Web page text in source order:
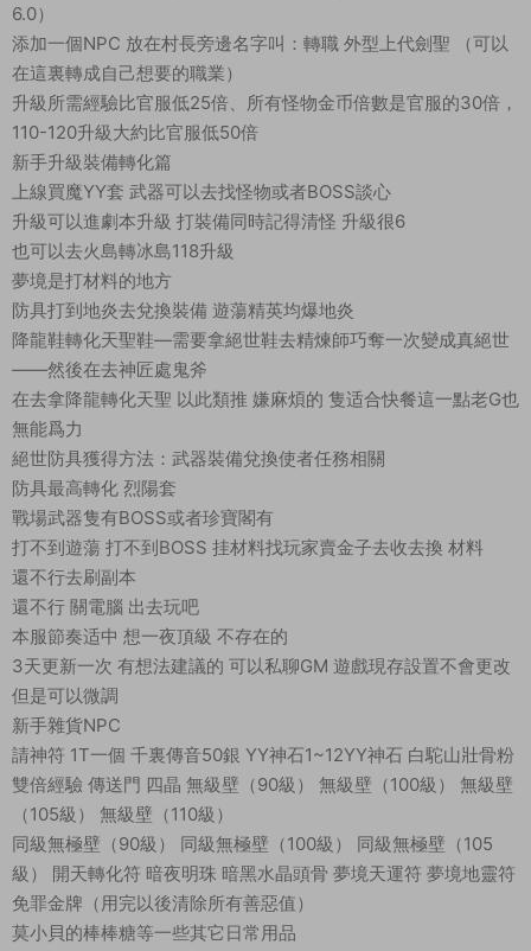
6.0）
添加一個NPC 放在村長旁邊名字叫：轉職 外型上代劍聖 （可以
在這裏轉成自己想要的職業）
升級所需經驗比官服低25倍、所有怪物金币倍數是官服的30倍，
110-120升級大約比官服低50倍
新手升級裝備轉化篇
上線買魔YY套 武器可以去找怪物或者BOSS談心
升級可以進劇本升級 打裝備同時記得清怪 升級很6
也可以去火島轉冰島118升級
夢境是打材料的地方
防具打到地炎去兌換裝備 遊蕩精英均爆地炎
降龍鞋轉化天聖鞋—需要拿絕世鞋去精煉師巧奪一次變成真絕世
——然後在去神匠處鬼斧
在去拿降龍轉化天聖 以此類推 嫌麻煩的 隻适合快餐這一點老G也
無能爲力
絕世防具獲得方法：武器裝備兌換使者任務相關
防具最高轉化 烈陽套
戰場武器隻有BOSS或者珍寶閣有
打不到遊蕩 打不到BOSS 挂材料找玩家賣金子去收去換 材料
還不行去刷副本
還不行 關電腦 出去玩吧
本服節奏适中 想一夜頂級 不存在的
3天更新一次 有想法建議的 可以私聊GM 遊戲現存設置不會更改
但是可以微調
新手雜貨NPC
請神符 1T一個 千裏傳音50銀 YY神石1~12YY神石 白駝山壯骨粉
雙倍經驗 傳送門 四晶 無級壁（90級） 無級壁（100級） 無級壁
（105級） 無級壁（110級）
同級無極壁（90級） 同級無極壁（100級） 同級無極壁（105
級） 開天轉化符 暗夜明珠 暗黑水晶頭骨 夢境天運符 夢境地靈符
免罪金牌（用完以後清除所有善惡值）
莫小貝的棒棒糖等一些其它日常用品